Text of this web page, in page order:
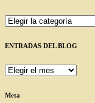
Categorías
ENTRADAS DEL BLOG
ENTRADAS
BLOG
Meta